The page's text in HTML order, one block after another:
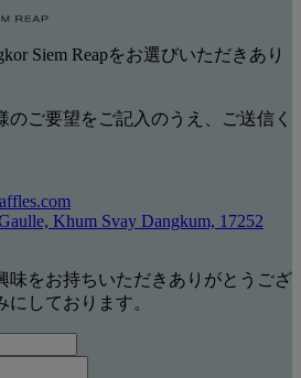
Siem Reapをお選びいただきあり
ご要望をご記入のうえ、ご送信く
Khum Svay Dangkum, 17252
味をお持ちいただきありがとうござ
しております。